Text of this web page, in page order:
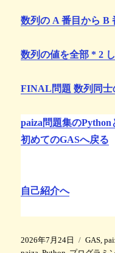
数列の A 番目から B
数列の値を全部 * 2
FINAL問題 数列同士
paiza問題集の
初めてのGASへ戻る
自己紹介へ
投
2026年7月24日
カ
GAS,